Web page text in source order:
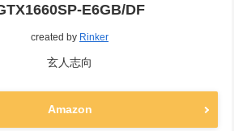
E6GB/DF
created by Rinker
玄人志向
Amazon